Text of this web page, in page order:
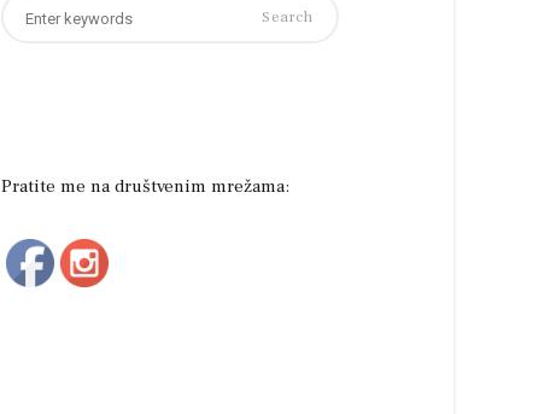
for:
Pratite me na društvenim mrežama: